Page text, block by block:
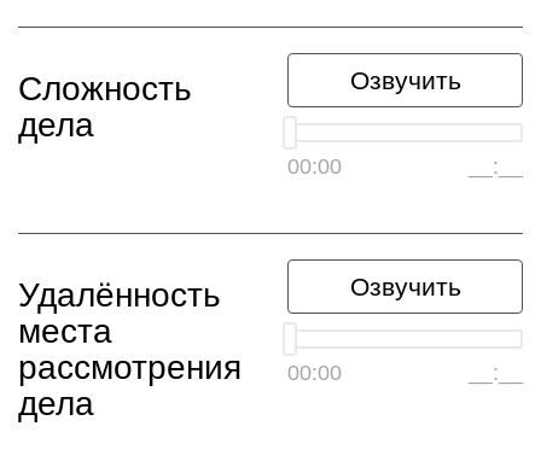
Озвучить
00:00 __:__
Сложность
дела
Озвучить
00:00 __:__
Удалённость
места
рассмотрения
дела